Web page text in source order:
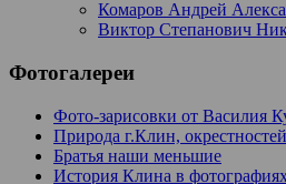
Комаров Андрей
Виктор Степанович
Фотогалереи
Фото-зарисовки от Василия
Природа г.Клин,
Братья наши меньшие
История Клина в